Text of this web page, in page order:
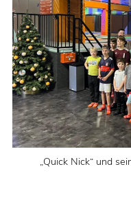
„Quick Nick“ und